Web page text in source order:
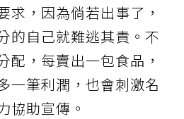
求，因為倘若出事了，
的自己就難逃其責。不
配，每賣出一包食品，
一筆利潤，也會刺激名
協助宣傳。